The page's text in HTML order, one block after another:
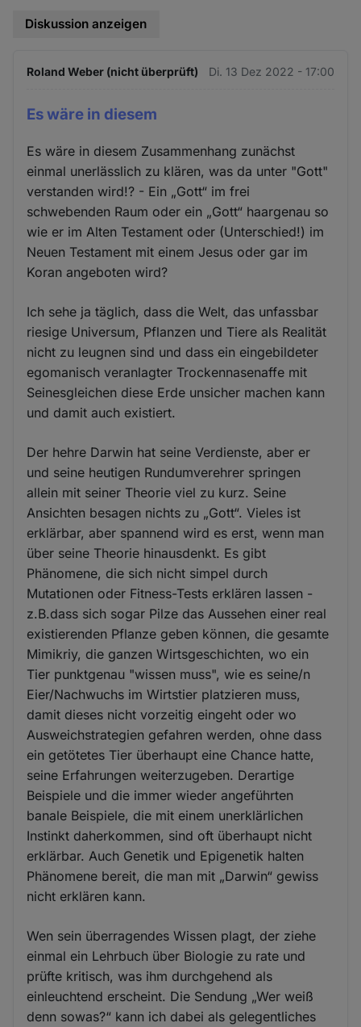
Diskussion anzeigen
Roland Weber (nicht überprüft) Di. 13 Dez 2022 - 17:00
Es wäre in diesem
Es wäre in diesem Zusammenhang zunächst
einmal unerlässlich zu klären, was da unter "Gott"
verstanden wird!? - Ein „Gott“ im frei
schwebenden Raum oder ein „Gott“ haargenau so
wie er im Alten Testament oder (Unterschied!) im
Neuen Testament mit einem Jesus oder gar im
Koran angeboten wird?
Ich sehe ja täglich, dass die Welt, das unfassbar
riesige Universum, Pflanzen und Tiere als Realität
nicht zu leugnen sind und dass ein eingebildeter
egomanisch veranlagter Trockennasenaffe mit
Seinesgleichen diese Erde unsicher machen kann
und damit auch existiert.
Der hehre Darwin hat seine Verdienste, aber er
und seine heutigen Rundumverehrer springen
allein mit seiner Theorie viel zu kurz. Seine
Ansichten besagen nichts zu „Gott“. Vieles ist
erklärbar, aber spannend wird es erst, wenn man
über seine Theorie hinausdenkt. Es gibt
Phänomene, die sich nicht simpel durch
Mutationen oder Fitness-Tests erklären lassen -
z.B.dass sich sogar Pilze das Aussehen einer real
existierenden Pflanze geben können, die gesamte
Mimikriy, die ganzen Wirtsgeschichten, wo ein
Tier punktgenau "wissen muss", wie es seine/n
Eier/Nachwuchs im Wirtstier platzieren muss,
damit dieses nicht vorzeitig eingeht oder wo
Ausweichstrategien gefahren werden, ohne dass
ein getötetes Tier überhaupt eine Chance hatte,
seine Erfahrungen weiterzugeben. Derartige
Beispiele und die immer wieder angeführten
banale Beispiele, die mit einem unerklärlichen
Instinkt daherkommen, sind oft überhaupt nicht
erklärbar. Auch Genetik und Epigenetik halten
Phänomene bereit, die man mit „Darwin“ gewiss
nicht erklären kann.
Wen sein überragendes Wissen plagt, der ziehe
einmal ein Lehrbuch über Biologie zu rate und
prüfte kritisch, was ihm durchgehend als
einleuchtend erscheint. Die Sendung „Wer weiß
denn sowas?“ kann ich dabei als gelegentliches